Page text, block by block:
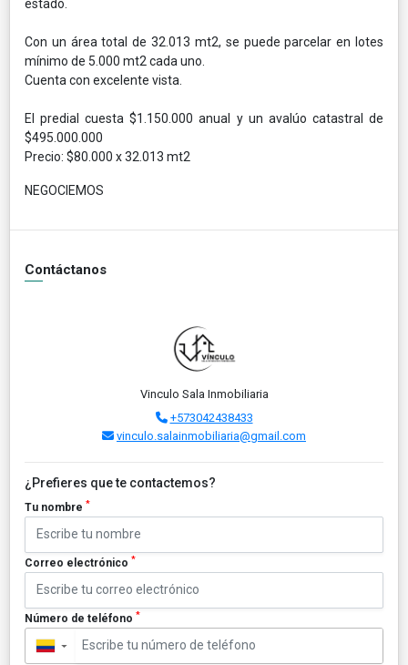
estado.
Con un área total de 32.013 mt2, se puede parcelar en lotes
mínimo de 5.000 mt2 cada uno.
Cuenta con excelente vista.
El predial cuesta $1.150.000 anual y un avalúo catastral de
$495.000.000
Precio: $80.000 x 32.013 mt2
NEGOCIEMOS
Contáctanos
Vinculo Sala Inmobiliaria
+573042438433
vinculo.salainmobiliaria@gmail.com
¿Prefieres que te contactemos?
Tu nombre *
Correo electrónico *
Número de teléfono *
▼